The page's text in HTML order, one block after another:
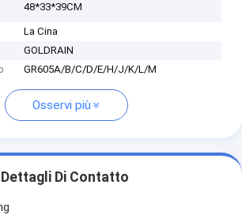
48*33*39CM
La Cina
GOLDRAIN
GR605A/B/C/D/E/H/J/K/L/M
Osservi più
Dettagli Di Contatto